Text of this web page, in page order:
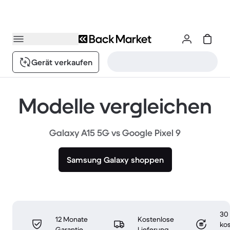
Gerät verkaufen
Modelle vergleichen
Galaxy A15 5G vs Google Pixel 9
Samsung Galaxy shoppen
12 Monate
Kostenlose
30